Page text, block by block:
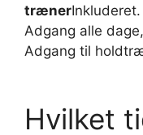
træner
Adgang alle
Adgang til
Hvilket